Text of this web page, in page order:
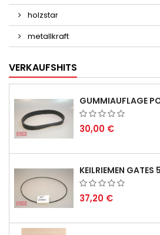
holzstar
metallkraft
VERKAUFSHITS
30,00 €
37,20 €